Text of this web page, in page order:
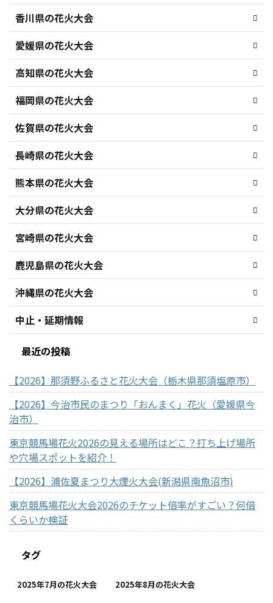
香川県の花火大会
愛媛県の花火大会
高知県の花火大会
福岡県の花火大会
佐賀県の花火大会
長崎県の花火大会
熊本県の花火大会
大分県の花火大会
宮崎県の花火大会
鹿児島県の花火大会
沖縄県の花火大会
中止・延期情報
最近の投稿
【2026】那須野ふるさと花火大会（栃木県那須塩原市）
【2026】今治市民のまつり「おんまく」花火（愛媛県今
治市）
東京競馬場花火2026の見える場所はどこ？打ち上げ場所
や穴場スポットを紹介！
【2026】浦佐夏まつり大煙火大会(新潟県南魚沼市)
東京競馬場花火大会2026のチケット倍率がすごい？何倍
くらいか検証
タグ
2025年7月の花火大会 2025年8月の花火大会